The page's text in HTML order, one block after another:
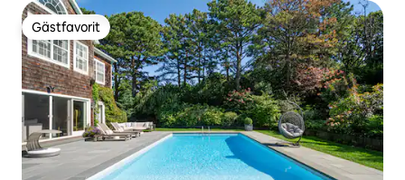
Gästfavorit
Gästfavorit